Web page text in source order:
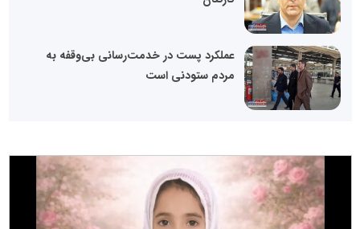
عملکرد پست در خدمت‌رسانی بی‌وقفه به
مردم ستودنی است